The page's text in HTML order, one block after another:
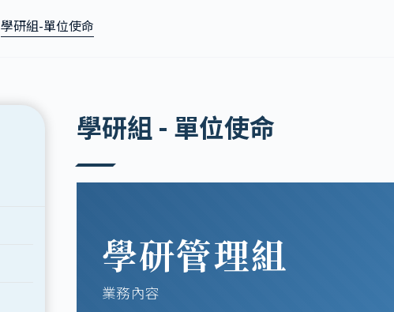
學研組-單位使命
學研組 - 單位使命
學研管理組
業務內容